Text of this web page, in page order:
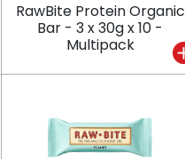
RawBite Protein Organic
Bar - 3 x 30g x 10 -
Multipack